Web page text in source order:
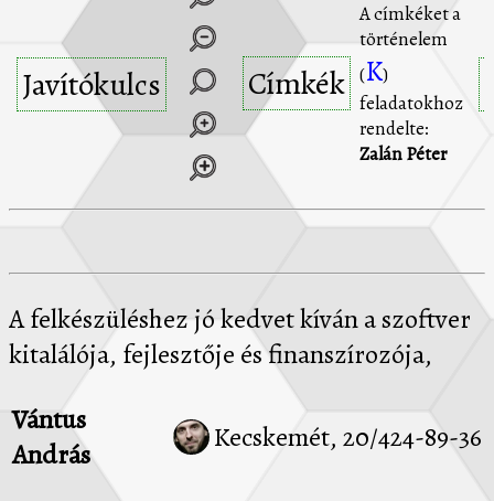
Javítókulcs Címkék
A címkéket a
történelem
(K)
feladatokhoz
rendelte:
Zalán Péter
A felkészüléshez jó kedvet kíván a szoftver
kitalálója, fejlesztője és finanszírozója,
Vántus
András
Kecskemét, 20/424-89-36